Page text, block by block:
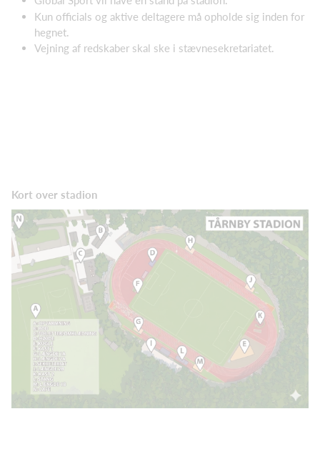
Kun officials og aktive deltagere må opholde sig inden for
hegnet.
Vejning af redskaber skal ske i stævnesekretariatet.
Kort over stadion